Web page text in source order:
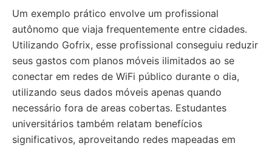
Um exemplo prático envolve um profissional
autônomo que viaja frequentemente entre cidades.
Utilizando Gofrix, esse profissional conseguiu reduzir
seus gastos com planos móveis ilimitados ao se
conectar em redes de WiFi público durante o dia,
utilizando seus dados móveis apenas quando
necessário fora de areas cobertas. Estudantes
universitários também relatam benefícios
significativos, aproveitando redes mapeadas em